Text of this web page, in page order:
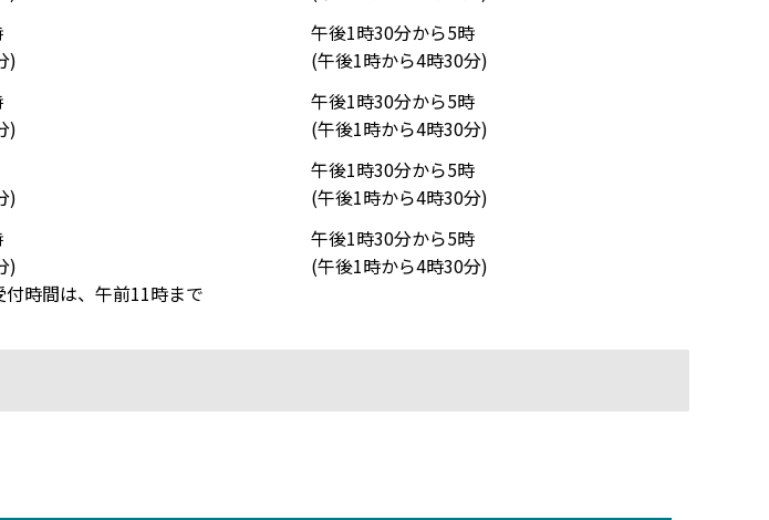
)
午後1時30分から5時
(午後1時から4時30分)
)
午後1時30分から5時
(午後1時から4時30分)
)
午後1時30分から5時
(午後1時から4時30分)
)
時間は、午前11時まで
午後1時30分から5時
(午後1時から4時30分)